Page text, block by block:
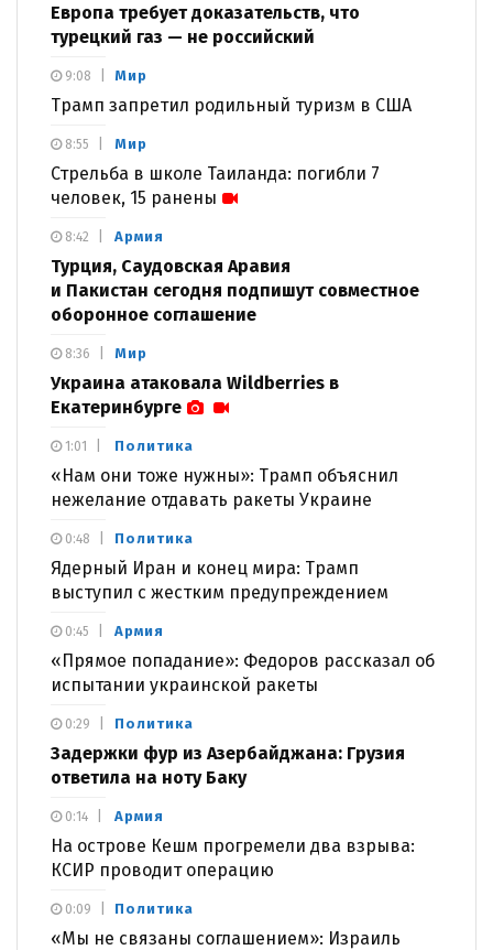
Европа требует доказательств, что
турецкий газ — не российский
Мир
Трамп запретил родильный туризм в США
9:08
Мир
Стрельба в школе Таиланда: погибли 7
человек, 15 ранены
8:55
Армия
Турция, Саудовская Аравия
и Пакистан сегодня подпишут совместное
оборонное соглашение
8:42
Мир
Украина атаковала Wildberries в
Екатеринбурге
8:36
Политика
«Нам они тоже нужны»: Трамп объяснил
нежелание отдавать ракеты Украине
1:01
Политика
Ядерный Иран и конец мира: Трамп
выступил с жестким предупреждением
0:48
Армия
«Прямое попадание»: Федоров рассказал об
испытании украинской ракеты
0:45
Политика
Задержки фур из Азербайджана: Грузия
ответила на ноту Баку
0:29
Армия
На острове Кешм прогремели два взрыва:
КСИР проводит операцию
0:14
Политика
«Мы не связаны соглашением»: Израиль
0:09